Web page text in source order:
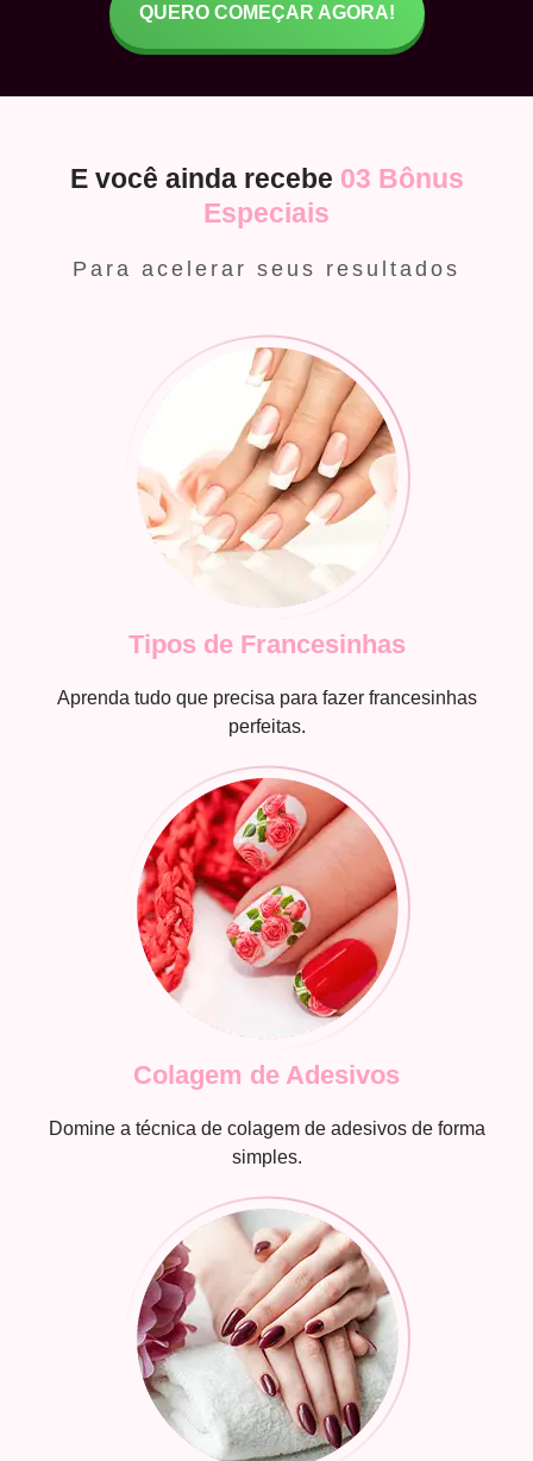
QUERO COMEÇAR AGORA!
E você ainda recebe 03 Bônus
Especiais
Para acelerar seus resultados
Tipos de Francesinhas
Aprenda tudo que precisa para fazer francesinhas
perfeitas.
Colagem de Adesivos
Domine a técnica de colagem de adesivos de forma
simples.